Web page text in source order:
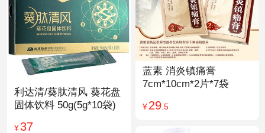
蓝素 消炎镇痛膏
7cm*10cm*2片*7袋
¥29.5
利达清/葵肽清风 葵花盘
固体饮料 50g(5g*10袋)
¥37